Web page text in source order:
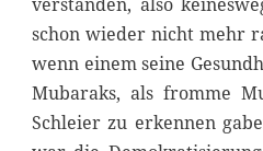
o
b
e
r
2
0
1
verstanden, also
schon wieder nicht mehr
wenn einem seine
Mubaraks, als fromme
Schleier zu erkennen